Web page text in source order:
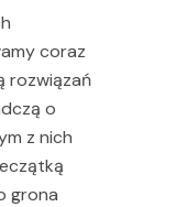
coraz
rozwiązań
o
z nich
grona